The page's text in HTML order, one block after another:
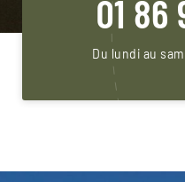
01 86
Du lundi au